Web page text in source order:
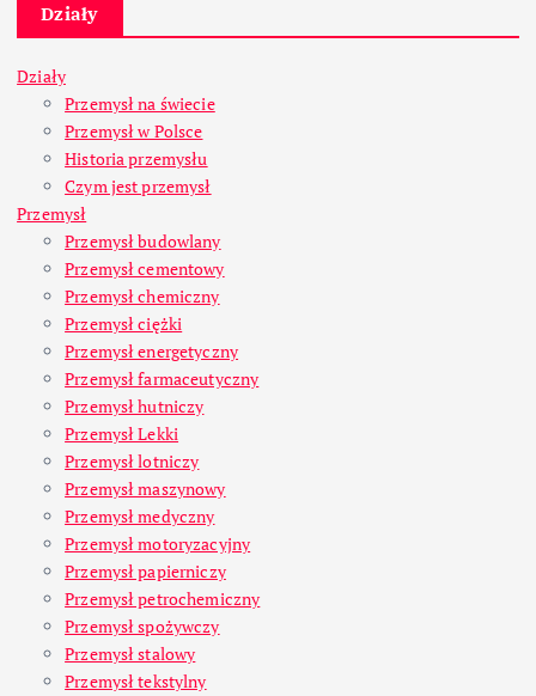
Działy
Działy
Przemysł na świecie
Przemysł w Polsce
Historia przemysłu
Czym jest przemysł
Przemysł
Przemysł budowlany
Przemysł cementowy
Przemysł chemiczny
Przemysł ciężki
Przemysł energetyczny
Przemysł farmaceutyczny
Przemysł hutniczy
Przemysł Lekki
Przemysł lotniczy
Przemysł maszynowy
Przemysł medyczny
Przemysł motoryzacyjny
Przemysł papierniczy
Przemysł petrochemiczny
Przemysł spożywczy
Przemysł stalowy
Przemysł tekstylny